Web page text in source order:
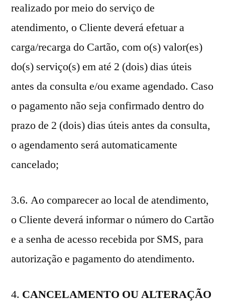
realizado por meio do serviço de
atendimento, o Cliente deverá efetuar a
carga/recarga do Cartão, com o(s) valor(es)
do(s) serviço(s) em até 2 (dois) dias úteis
antes da consulta e/ou exame agendado. Caso
o pagamento não seja confirmado dentro do
prazo de 2 (dois) dias úteis antes da consulta,
o agendamento será automaticamente
cancelado;
3.6. Ao comparecer ao local de atendimento,
o Cliente deverá informar o número do Cartão
e a senha de acesso recebida por SMS, para
autorização e pagamento do atendimento.
4. CANCELAMENTO OU ALTERAÇÃO